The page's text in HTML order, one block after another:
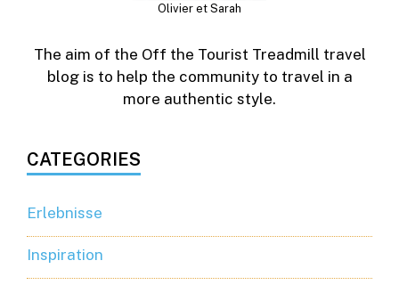
Olivier et Sarah
The aim of the Off the Tourist Treadmill travel
blog is to help the community to travel in a
more authentic style.
CATEGORIES
Erlebnisse
Inspiration